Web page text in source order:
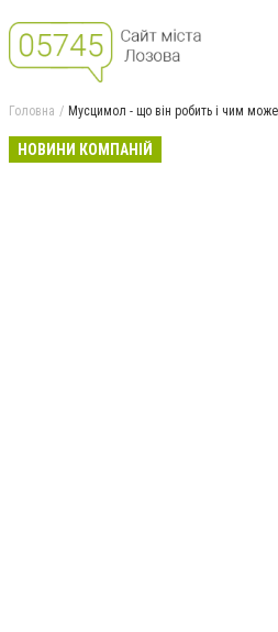
Головна Мусцимол - що він робить і чим
НОВИНИ КОМПАНІЙ